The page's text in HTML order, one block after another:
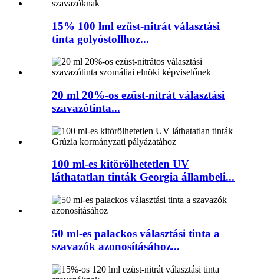
15% 100 lml ezüst-nitrát választási
tinta golyóstollhoz...
20 ml 20%-os ezüst-nitrát választási
szavazótinta...
100 ml-es kitörölhetetlen UV
láthatatlan tinták Georgia állambeli...
50 ml-es palackos választási tinta a
szavazók azonosításához...